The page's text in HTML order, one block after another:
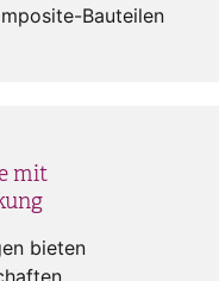
Bauteilen
mit
bieten